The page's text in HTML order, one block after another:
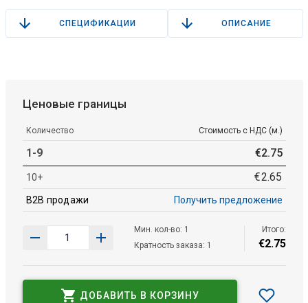
СПЕЦИФИКАЦИИ ОПИСАНИЕ
Ценовые границы
Количество Стоимость с НДС (м.)
1-9 €2.75
10+ €2.65
B2B продажи Получить предложение
Мин. кол-во: 1
Кратность заказа: 1
Итого:
€2.75
ДОБАВИТЬ В КОРЗИНУ